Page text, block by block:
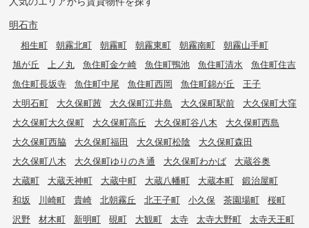
明石市
相生町 朝霧北町 朝霧町 朝霧東町 朝霧南町
朝霧山手町
旭が丘
上ノ丸 魚住町金ケ崎 魚住町鴨池 魚住町清水
魚住町住吉
魚住町長坂寺
魚住町中尾 魚住町西岡 魚住町錦が丘
王子
大明石町
大久保町茜 大久保町江井島 大久保町駅前
大久保町大窪
大久保町大久保町
大久保町高丘 大久保町谷八木
大久保町西島
大久保町西脇
大久保町福田 大久保町松陰
大久保町森田
大久保町八木
大久保町ゆりのき通 大久保町わかば
大蔵谷奥
大蔵町
大蔵天神町 大蔵中町 大蔵八幡町 大蔵本町
鍛治屋町
和坂
川崎町 貴崎 北朝霧丘 北王子町 小久保 茶園場町
桜町
沢野
材木町 新明町 硯町 大観町 太寺 太寺大野町
太寺天王町